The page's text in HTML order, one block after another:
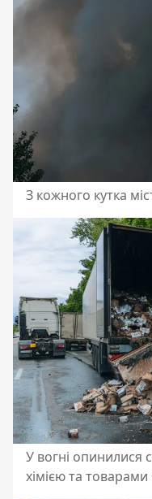
З кожного кутка
У вогні опинилися
хімією та товарами